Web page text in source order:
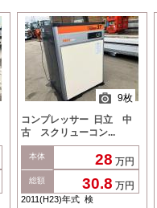
9枚
コンプレッサー 日立 中
古 スクリューコン...
本体 28 万円
総額 30.8 万円
2011(H23)年式 検